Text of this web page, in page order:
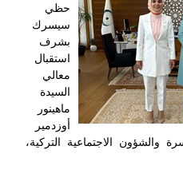
حظي
سيسرك
بشرف
استقبال
معالي
السيدة
ماهينور
أوزدمير
والشؤون الاجتماعية التركية،